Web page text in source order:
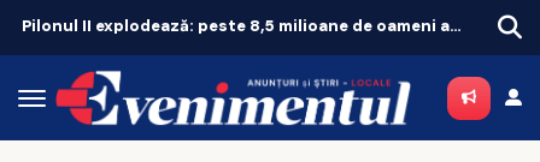
Accident violent la Horpaz! Trei copii, transportați de urgență la spital